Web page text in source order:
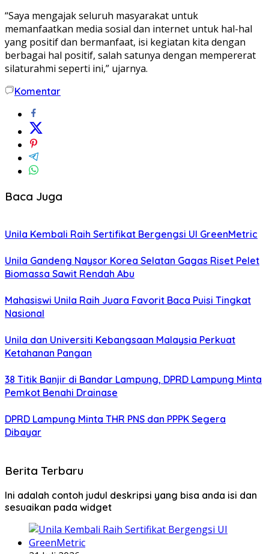
“Saya mengajak seluruh masyarakat untuk
memanfaatkan media sosial dan internet untuk hal-hal
yang positif dan bermanfaat, isi kegiatan kita dengan
berbagai hal positif, salah satunya dengan mempererat
silaturahmi seperti ini,” ujarnya.
Komentar
Baca Juga
Unila Kembali Raih Sertifikat Bergengsi UI GreenMetric
Unila Gandeng Naysor Korea Selatan Gagas Riset Pelet
Biomassa Sawit Rendah Abu
Mahasiswi Unila Raih Juara Favorit Baca Puisi Tingkat
Nasional
Unila dan Universiti Kebangsaan Malaysia Perkuat
Ketahanan Pangan
38 Titik Banjir di Bandar Lampung, DPRD Lampung Minta
Pemkot Benahi Drainase
DPRD Lampung Minta THR PNS dan PPPK Segera
Dibayar
Berita Terbaru
Ini adalah contoh judul deskripsi yang bisa anda isi dan
sesuaikan pada widget